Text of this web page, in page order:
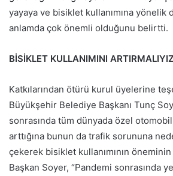
yayaya ve bisiklet kullanımına
anlamda çok önemli olduğunu belirtti.
BİSİKLET KULLANIMINI ARTIRMALIYIZ
Katkılarından ötürü kurul üyelerine
Büyükşehir Belediye Başkanı Tunç
sonrasında tüm dünyada özel otomobil
arttığına bunun da trafik sorununa
çekerek bisiklet kullanımının öneminin
Başkan Soyer, “Pandemi sonrasında